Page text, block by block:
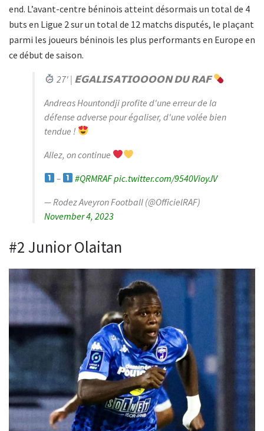
end. L’avant-centre béninois atteint désormais un total de 4
buts en Ligue 2 sur un total de 12 matchs disputés, le plaçant
parmi les joueurs béninois les plus performants en Europe en
ce début de saison.
27' | 𝗘́𝗚𝗔𝗟𝗜𝗦𝗔𝗧𝗜𝗢𝗢𝗢𝗢𝗡 𝗗𝗨 𝗥𝗔𝗙
Andreas Hountondji profite d'une erreur de la
défense adverse pour égaliser, d'une volée bien
tendue !
Allez, on continue
–
#QRMRAFpic.twitter.com/9540VioyJV
— Rodez Aveyron Football (@OfficielRAF)
November 4, 2023
#2 Junior Olaitan